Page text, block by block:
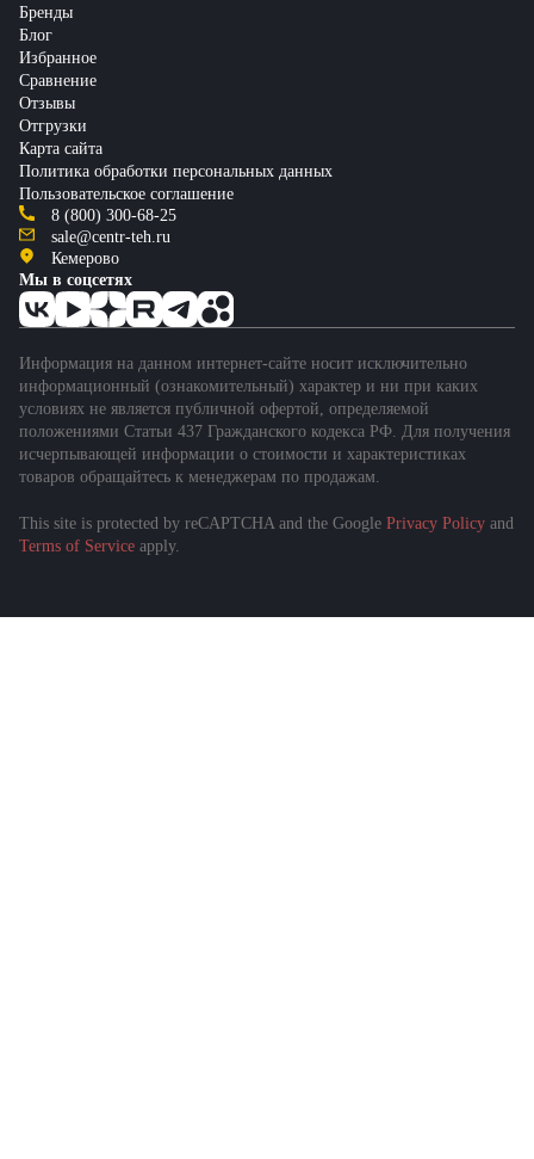
Бренды
Блог
Избранное
Сравнение
Отзывы
Отгрузки
Карта сайта
Политика обработки персональных данных
Пользовательское соглашение
8 (800) 300-68-25
sale@centr-teh.ru
Кемерово
Мы в соцсетях
Информация на данном интернет-сайте носит исключительно
информационный (ознакомительный) характер и ни при каких
условиях не является публичной офертой, определяемой
положениями Статьи 437 Гражданского кодекса РФ. Для получения
исчерпывающей информации о стоимости и характеристиках
товаров обращайтесь к менеджерам по продажам.
This site is protected by reCAPTCHA and the Google Privacy Policy and
Terms of Service apply.
Подобрать спецтехнику
за 1 минуту